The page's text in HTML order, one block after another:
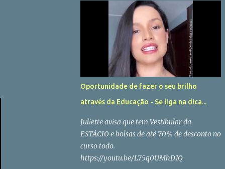
Oportunidade de fazer o seu brilho
através da Educação - Se liga na dica...
Juliette avisa que tem Vestibular da
ESTÁCIO e bolsas de até 70% de desconto no
curso todo.
https://youtu.be/L75q0UMhD1Q